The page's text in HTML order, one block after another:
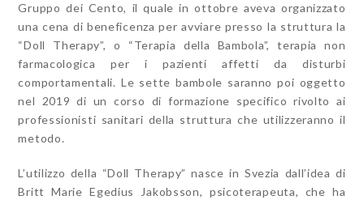
Gruppo dei Cento, il quale in ottobre aveva organizzato
una cena di beneficenza per avviare presso la struttura la
“Doll Therapy”, o “Terapia della Bambola”, terapia non
farmacologica per i pazienti affetti da disturbi
comportamentali. Le sette bambole saranno poi oggetto
nel 2019 di un corso di formazione specifico rivolto ai
professionisti sanitari della struttura che utilizzeranno il
metodo.
L’utilizzo della “Doll Therapy” nasce in Svezia dall’idea di
Britt Marie Egedius Jakobsson, psicoterapeuta, che ha